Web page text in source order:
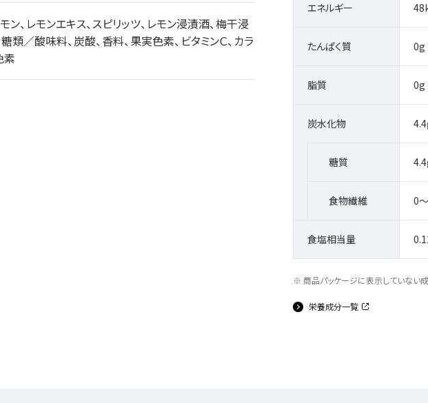
ン、レモンエキス、スピリッツ、レモン浸漬酒、梅干浸
類／酸味料、炭酸、香料、果実色素、ビタミンＣ、カラ
素
エネルギー
たんぱく質 0g
脂質 0g
炭水化物
糖質
食物繊維 0
食塩相当量
商品パッケージに表示していない
栄養成分一覧